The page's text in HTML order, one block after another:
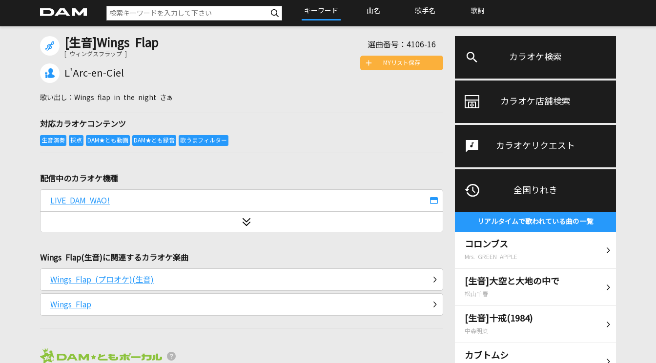
キーワード 曲名 歌手名 歌詞
カラオケ検索
カラオケ店舗検索
カラオケリクエスト
全国りれき
リアルタイムで歌われている曲の一覧
コロンブス
Mrs. GREEN APPLE
[生音]大空と大地の中で
松山千春
[生音]十戒(1984)
中森明菜
カブトムシ
[生音]Wings Flap
[ ウィングスフラップ ]
L'Arc-en-Ciel
選曲番号： 4106-16
Wings flap in the night さぁ
対応カラオケコンテンツ
MYリスト保存
配信中のカラオケ機種
LIVE DAM WAO!
Wings Flap(生音)に関連するカラオケ楽曲
Wings Flap (プロオケ)(生音)
Wings Flap